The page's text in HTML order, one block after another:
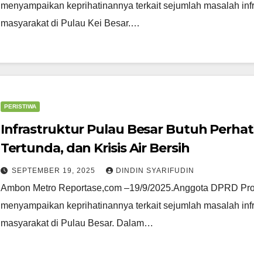
menyampaikan keprihatinannya terkait sejumlah masalah
masyarakat di Pulau Kei Besar.…
PERISTIWA
Infrastruktur Pulau Besar Butuh
Tertunda, dan Krisis Air Bersih
SEPTEMBER 19, 2025 DINDIN SYARIFUDIN
Ambon Metro Reportase,com –19/9/2025.Anggota DPRD
menyampaikan keprihatinannya terkait sejumlah masalah
masyarakat di Pulau Besar. Dalam…